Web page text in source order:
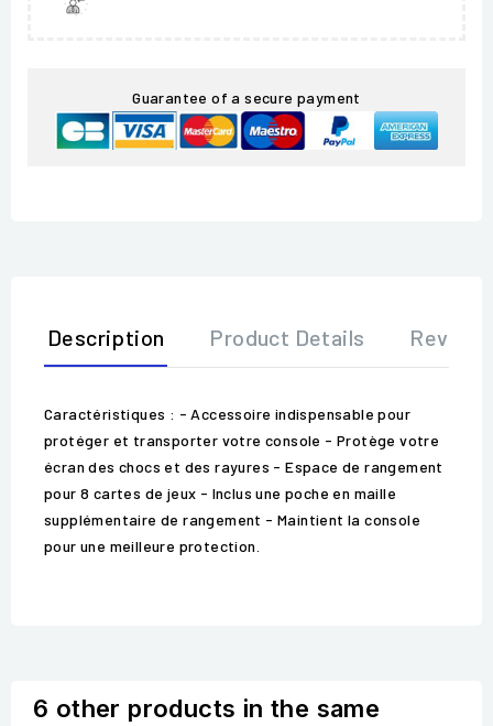
Guarantee of a secure payment
Description Product Details
Caractéristiques : - Accessoire indispensable pour
protéger et transporter votre console - Protège votre
écran des chocs et des rayures - Espace de rangement
pour 8 cartes de jeux - Inclus une poche en maille
supplémentaire de rangement - Maintient la console
pour une meilleure protection.
6 other products in the same